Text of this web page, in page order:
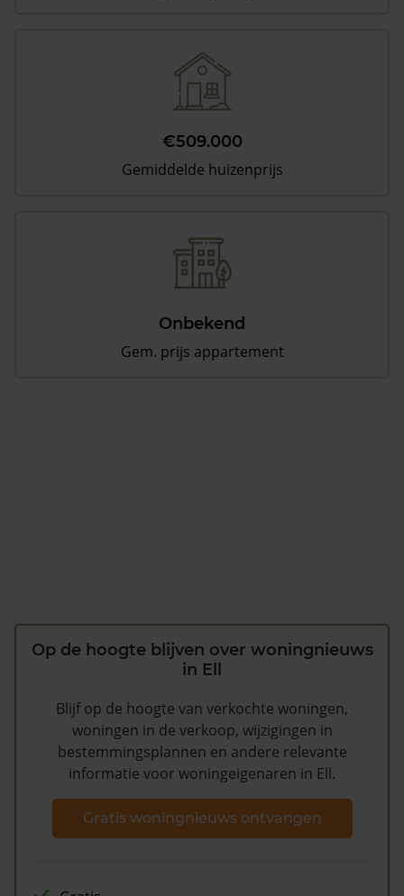
€509.000
Gemiddelde huizenprijs
Onbekend
Gem. prijs appartement
Op de hoogte blijven over woningnieuws
in Ell
Blijf op de hoogte van verkochte woningen,
woningen in de verkoop, wijzigingen in
bestemmingsplannen en andere relevante
informatie voor woningeigenaren in Ell.
Gratis woningnieuws ontvangen